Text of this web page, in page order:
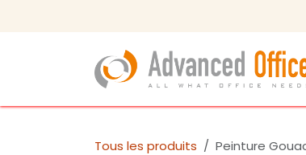
Tous les produits Peinture